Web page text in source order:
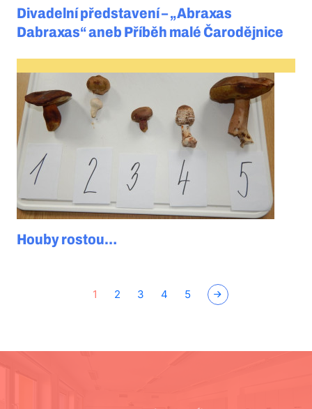
Divadelní představení – „Abraxas
Dabraxas“ aneb Příběh malé Čarodějnice
Houby rostou…
1 2 3 4 5